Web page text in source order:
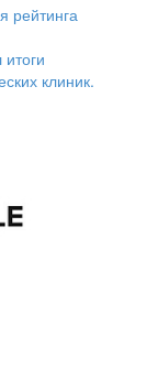
рейтинга
клиник.